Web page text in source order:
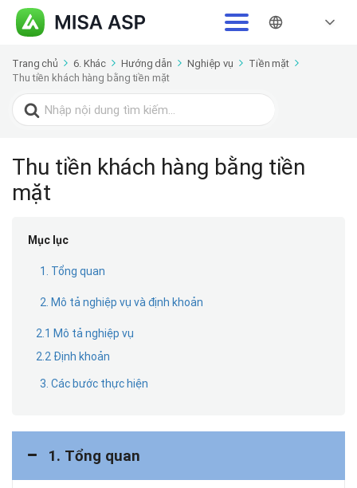
Trang chủ 6. Khác Hướng dẫn Nghiệp vụ
Tiền mặt
Thu tiền khách hàng bằng tiền mặt
Search
for:
Thu tiền khách hàng bằng tiền
mặt
Mục lục
1. Tổng quan
2. Mô tả nghiệp vụ và định khoản
2.1 Mô tả nghiệp vụ
2.2 Định khoản
3. Các bước thực hiện
1. Tổng quan